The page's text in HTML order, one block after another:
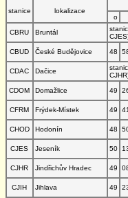
stanice lokalizace
o
CBRU
Bruntál
CBUD
České Budějovice 48
CDAC
Dačice
CDOM
Domažlice 49
CFRM
Frýdek-Místek 49 41
CHOD
Hodonín 48
CJES
Jeseník 50
CJHR
Jindřichův Hradec 49
CJIH
Jihlava 49